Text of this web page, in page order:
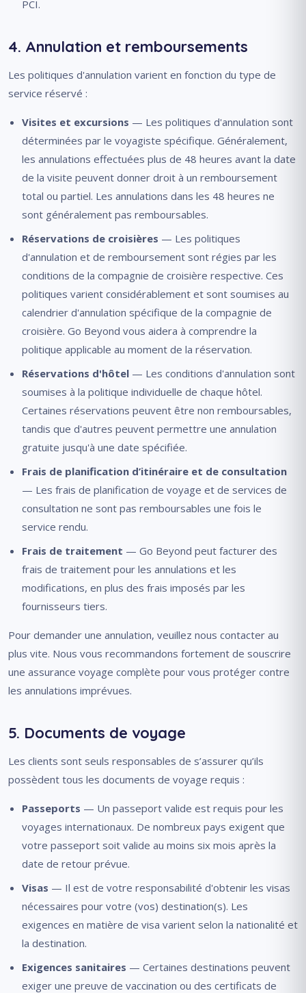
PCI.
4. Annulation et remboursements
Les politiques d'annulation varient en fonction du type de
service réservé :
Visites et excursions — Les politiques d'annulation sont
déterminées par le voyagiste spécifique. Généralement,
les annulations effectuées plus de 48 heures avant la date
de la visite peuvent donner droit à un remboursement
total ou partiel. Les annulations dans les 48 heures ne
sont généralement pas remboursables.
Réservations de croisières — Les politiques
d'annulation et de remboursement sont régies par les
conditions de la compagnie de croisière respective. Ces
politiques varient considérablement et sont soumises au
calendrier d'annulation spécifique de la compagnie de
croisière. Go Beyond vous aidera à comprendre la
politique applicable au moment de la réservation.
Réservations d'hôtel — Les conditions d'annulation sont
soumises à la politique individuelle de chaque hôtel.
Certaines réservations peuvent être non remboursables,
tandis que d'autres peuvent permettre une annulation
gratuite jusqu'à une date spécifiée.
Frais de planification d’itinéraire et de consultation
— Les frais de planification de voyage et de services de
consultation ne sont pas remboursables une fois le
service rendu.
Frais de traitement — Go Beyond peut facturer des
frais de traitement pour les annulations et les
modifications, en plus des frais imposés par les
fournisseurs tiers.
Pour demander une annulation, veuillez nous contacter au
plus vite. Nous vous recommandons fortement de souscrire
une assurance voyage complète pour vous protéger contre
les annulations imprévues.
5. Documents de voyage
Les clients sont seuls responsables de s’assurer qu’ils
possèdent tous les documents de voyage requis :
Passeports — Un passeport valide est requis pour les
voyages internationaux. De nombreux pays exigent que
votre passeport soit valide au moins six mois après la
date de retour prévue.
Visas — Il est de votre responsabilité d'obtenir les visas
nécessaires pour votre (vos) destination(s). Les
exigences en matière de visa varient selon la nationalité et
la destination.
Exigences sanitaires — Certaines destinations peuvent
exiger une preuve de vaccination ou des certificats de